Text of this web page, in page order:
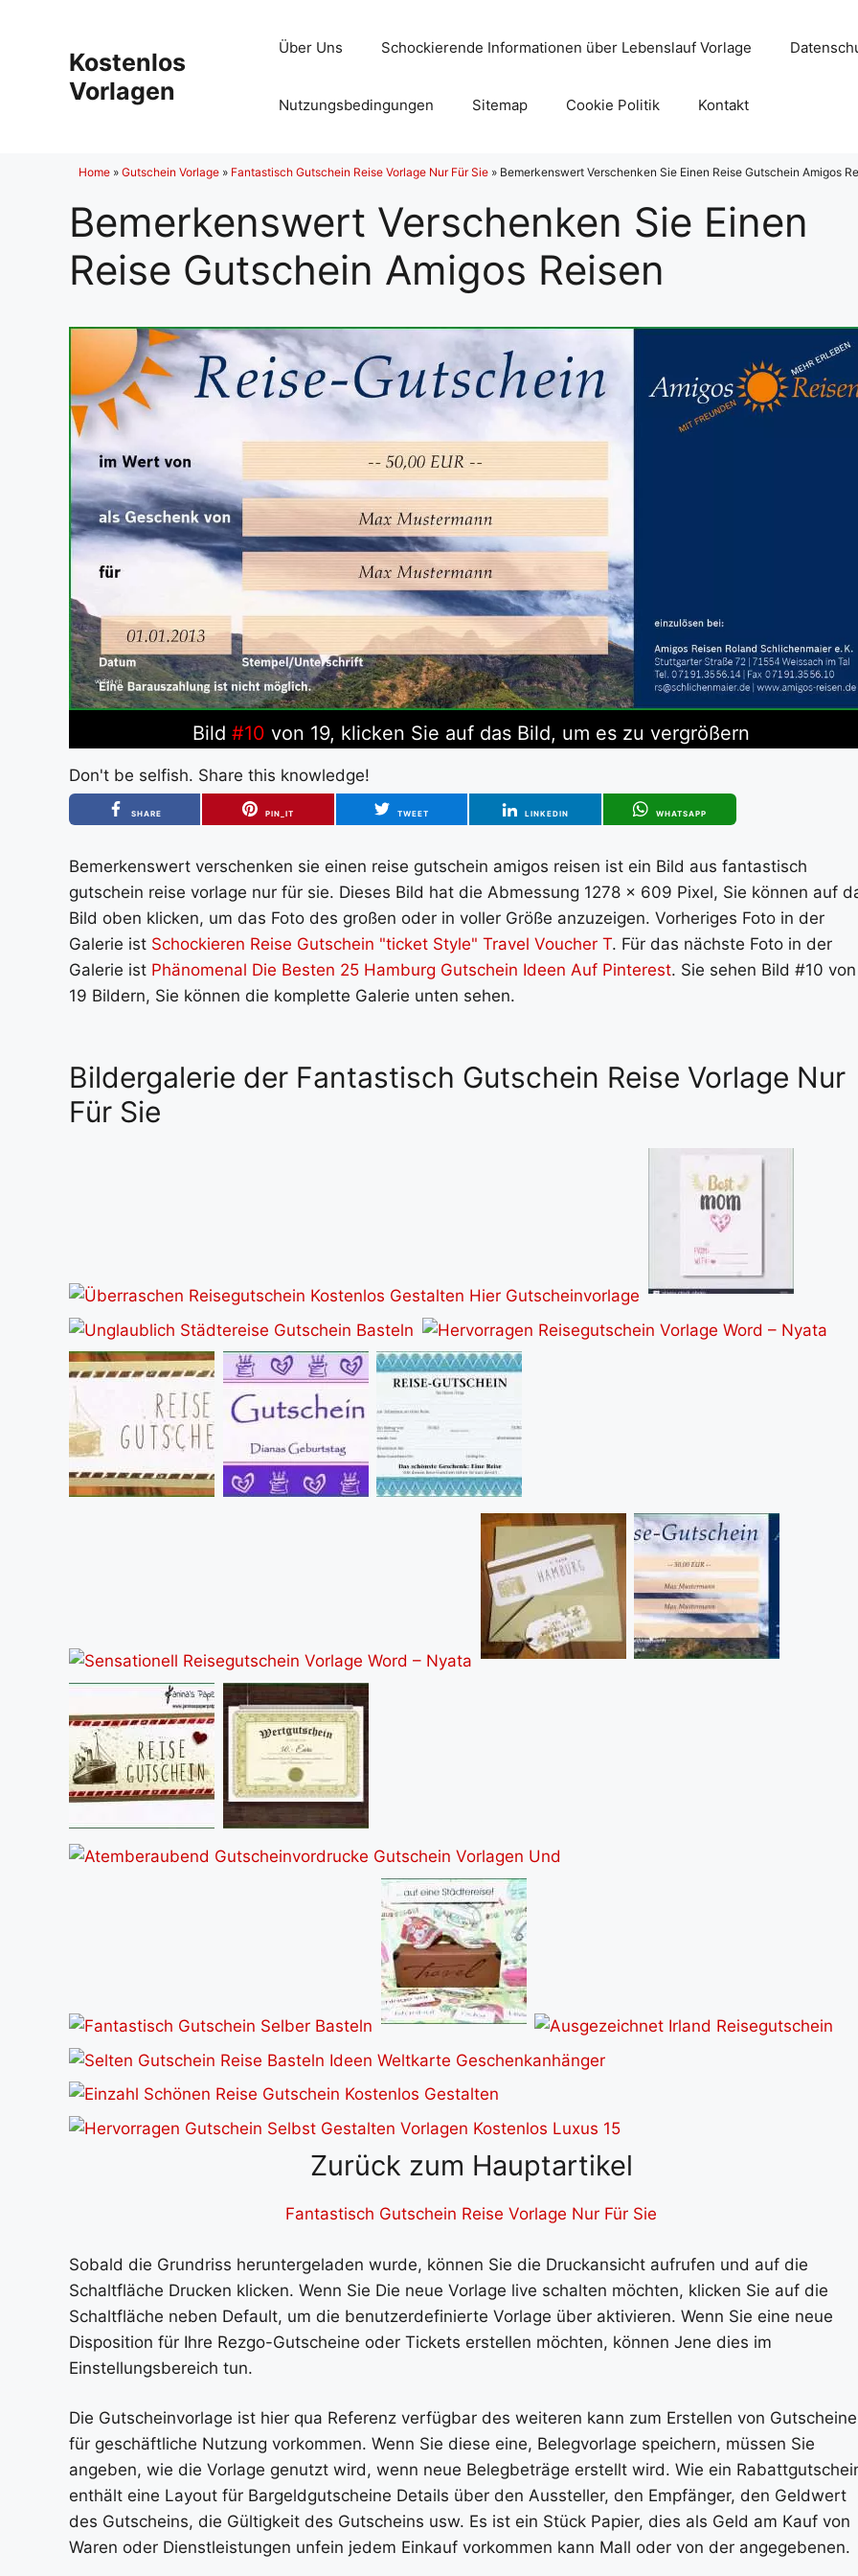
Kostenlos
Vorlagen
Über Uns Schockierende Informationen über Lebenslauf Vorlage
Nutzungsbedingungen Sitemap Cookie Politik Kontakt
Home » Gutschein Vorlage » Fantastisch Gutschein Reise Vorlage Nur Für Sie » Bemerkenswert Verschenken Sie Einen Reise Gutschein Amigos
Bemerkenswert Verschenken Sie Einen
Reise Gutschein Amigos Reisen
Bild #10 von 19, klicken Sie auf das Bild, um es zu vergrößern
Don't be selfish. Share this knowledge!
SHARE PIN_IT TWEET LINKEDIN WHATSAPP
Bemerkenswert verschenken sie einen reise gutschein amigos reisen ist ein Bild aus fantastisch
gutschein reise vorlage nur für sie. Dieses Bild hat die Abmessung 1278 x 609 Pixel, Sie können auf
Bild oben klicken, um das Foto des großen oder in voller Größe anzuzeigen. Vorheriges Foto in der
Galerie ist Schockieren Reise Gutschein "ticket Style" Travel Voucher T. Für das nächste Foto in der
Galerie ist Phänomenal Die Besten 25 Hamburg Gutschein Ideen Auf Pinterest. Sie sehen Bild #10 von
19 Bildern, Sie können die komplette Galerie unten sehen.
Bildergalerie der Fantastisch Gutschein Reise Vorlage Nur
Für Sie
Zurück zum Hauptartikel
Fantastisch Gutschein Reise Vorlage Nur Für Sie
Sobald die Grundriss heruntergeladen wurde, können Sie die Druckansicht aufrufen und auf die
Schaltfläche Drucken klicken. Wenn Sie Die neue Vorlage live schalten möchten, klicken Sie auf die
Schaltfläche neben Default, um die benutzerdefinierte Vorlage über aktivieren. Wenn Sie eine neue
Disposition für Ihre Rezgo-Gutscheine oder Tickets erstellen möchten, können Jene dies im
Einstellungsbereich tun.
Die Gutscheinvorlage ist hier qua Referenz verfügbar des weiteren kann zum Erstellen von
für geschäftliche Nutzung vorkommen. Wenn Sie diese eine, Belegvorlage speichern, müssen Sie
angeben, wie die Vorlage genutzt wird, wenn neue Belegbeträge erstellt wird. Wie ein
enthält eine Layout für Bargeldgutscheine Details über den Aussteller, den Empfänger, den Geldwert
des Gutscheins, die Gültigkeit des Gutscheins usw. Es ist ein Stück Papier, dies als Geld am Kauf von
Waren oder Dienstleistungen unfein jedem Einkauf vorkommen kann Mall oder von der angegebenen.